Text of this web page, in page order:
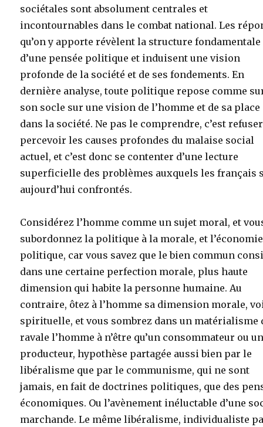
sociétales sont absolument centrales et
incontournables dans le combat national. Les
qu’on y apporte révèlent la structure fondamentale
d’une pensée politique et induisent une vision
profonde de la société et de ses fondements. En
dernière analyse, toute politique repose comme
son socle sur une vision de l’homme et de sa place
dans la société. Ne pas le comprendre, c’est
percevoir les causes profondes du malaise social
actuel, et c’est donc se contenter d’une lecture
superficielle des problèmes auxquels les français
aujourd’hui confrontés.
Considérez l’homme comme un sujet moral, et
subordonnez la politique à la morale, et
politique, car vous savez que le bien commun
dans une certaine perfection morale, plus haute
dimension qui habite la personne humaine. Au
contraire, ôtez à l’homme sa dimension morale,
spirituelle, et vous sombrez dans un matérialisme
ravale l’homme à n’être qu’un consommateur ou
producteur, hypothèse partagée aussi bien par le
libéralisme que par le communisme, qui ne sont
jamais, en fait de doctrines politiques, que des
économiques. Ou l’avènement inéluctable d’une
marchande. Le même libéralisme, individualiste